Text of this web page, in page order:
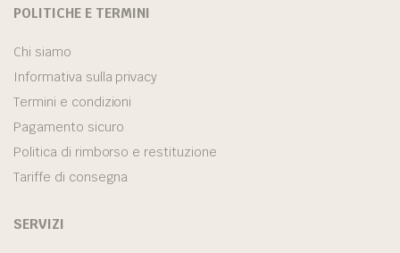
POLITICHE E TERMINI
Chi siamo
Informativa sulla privacy
Termini e condizioni
Pagamento sicuro
Politica di rimborso e restituzione
Tariffe di consegna
SERVIZI